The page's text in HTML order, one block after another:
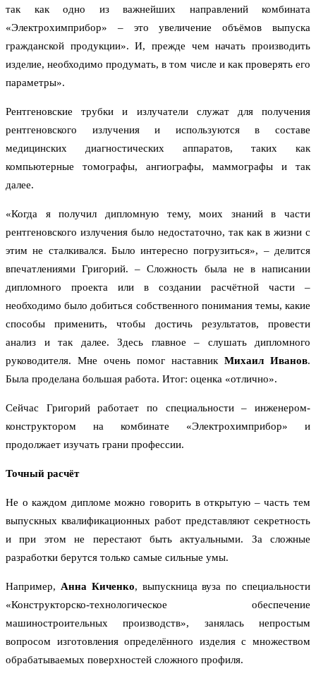
так как одно из важнейших направлений комбината
«Электрохимприбор» – это увеличение объёмов выпуска
гражданской продукции». И, прежде чем начать производить
изделие, необходимо продумать, в том числе и как проверять его
параметры».
Рентгеновские трубки и излучатели служат для получения
рентгеновского излучения и используются в составе
медицинских диагностических аппаратов, таких как
компьютерные томографы, ангиографы, маммографы и так
далее.
«Когда я получил дипломную тему, моих знаний в части
рентгеновского излучения было недостаточно, так как в жизни с
этим не сталкивался. Было интересно погрузиться», – делится
впечатлениями Григорий. – Сложность была не в написании
дипломного проекта или в создании расчётной части –
необходимо было добиться собственного понимания темы, какие
способы применить, чтобы достичь результатов, провести
анализ и так далее. Здесь главное – слушать дипломного
руководителя. Мне очень помог наставник Михаил Иванов.
Была проделана большая работа. Итог: оценка «отлично».
Сейчас Григорий работает по специальности – инженером-
конструктором на комбинате «Электрохимприбор» и
продолжает изучать грани профессии.
Точный расчёт
Не о каждом дипломе можно говорить в открытую – часть тем
выпускных квалификационных работ представляют секретность
и при этом не перестают быть актуальными. За сложные
разработки берутся только самые сильные умы.
Например, Анна Киченко, выпускница вуза по специальности
«Конструкторско-технологическое обеспечение
машиностроительных производств», занялась непростым
вопросом изготовления определённого изделия с множеством
обрабатываемых поверхностей сложного профиля.